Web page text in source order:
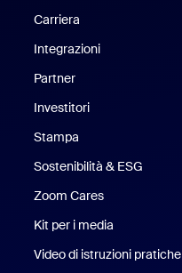
Carriera
Integrazioni
Partner
Investitori
Stampa
Sostenibilità & ESG
Zoom Cares
Kit per i media
Video di istruzioni pratiche